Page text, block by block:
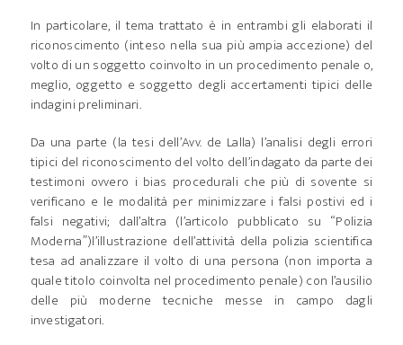
In particolare, il tema trattato è in entrambi gli elaborati il
riconoscimento (inteso nella sua più ampia accezione) del
volto di un soggetto coinvolto in un procedimento penale o,
meglio, oggetto e soggetto degli accertamenti tipici delle
indagini preliminari.
Da una parte (la tesi dell’Avv. de Lalla) l’analisi degli errori
tipici del riconoscimento del volto dell’indagato da parte dei
testimoni ovvero i bias procedurali che più di sovente si
verificano e le modalità per minimizzare i falsi postivi ed i
falsi negativi; dall’altra (l’articolo pubblicato su “Polizia
Moderna”)l’illustrazione dell’attività della polizia scientifica
tesa ad analizzare il volto di una persona (non importa a
quale titolo coinvolta nel procedimento penale) con l’ausilio
delle più moderne tecniche messe in campo dagli
investigatori.